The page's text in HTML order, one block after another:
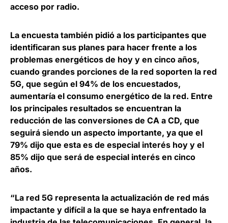
acceso por radio.
La encuesta también pidió a los participantes que
identificaran sus planes para hacer frente a los
problemas energéticos de hoy y en cinco años,
cuando grandes porciones de la red soporten la red
5G, que según el 94% de los encuestados,
aumentaría el consumo energético de la red. Entre
los principales resultados se encuentran la
reducción de las conversiones de CA a CD, que
seguirá siendo un aspecto importante, ya que el
79% dijo que esta es de especial interés hoy y el
85% dijo que será de especial interés en cinco
años.
“La red 5G representa la actualización de red más
impactante y difícil a la que se haya enfrentado la